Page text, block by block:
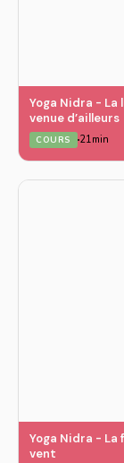
Yoga Nidra - La
venue d’ailleurs
COURS 21min
Yoga Nidra - La
vent